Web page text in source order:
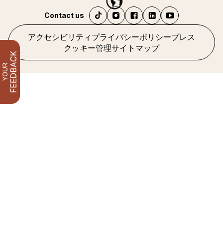
アクセシビリティ プライバシーポリシープレス
クッキー管理サイトマップ
Contact us